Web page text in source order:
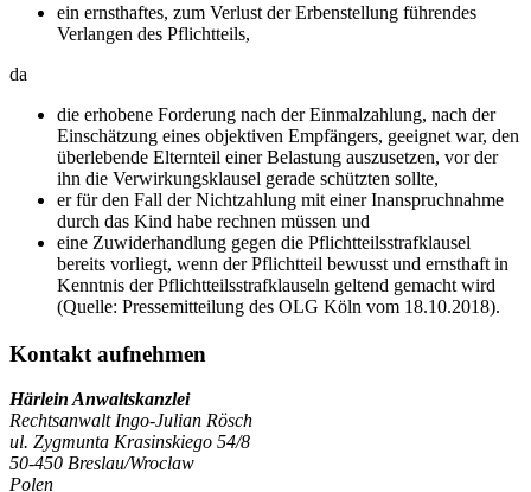
ein ernsthaftes, zum Verlust der Erbenstellung führendes
Verlangen des Pflichtteils,
da
die erhobene Forderung nach der Einmalzahlung, nach der
Einschätzung eines objektiven Empfängers, geeignet war, den
überlebende Elternteil einer Belastung auszusetzen, vor der
ihn die Verwirkungsklausel gerade schützten sollte,
er für den Fall der Nichtzahlung mit einer Inanspruchnahme
durch das Kind habe rechnen müssen und
eine Zuwiderhandlung gegen die Pflichtteilsstrafklausel
bereits vorliegt, wenn der Pflichtteil bewusst und ernsthaft in
Kenntnis der Pflichtteilsstrafklauseln geltend gemacht wird
(Quelle: Pressemitteilung des OLG Köln vom 18.10.2018).
Kontakt aufnehmen
Härlein Anwaltskanzlei
Rechtsanwalt Ingo-Julian Rösch
ul. Zygmunta Krasinskiego 54/8
50-450 Breslau/Wroclaw
Polen